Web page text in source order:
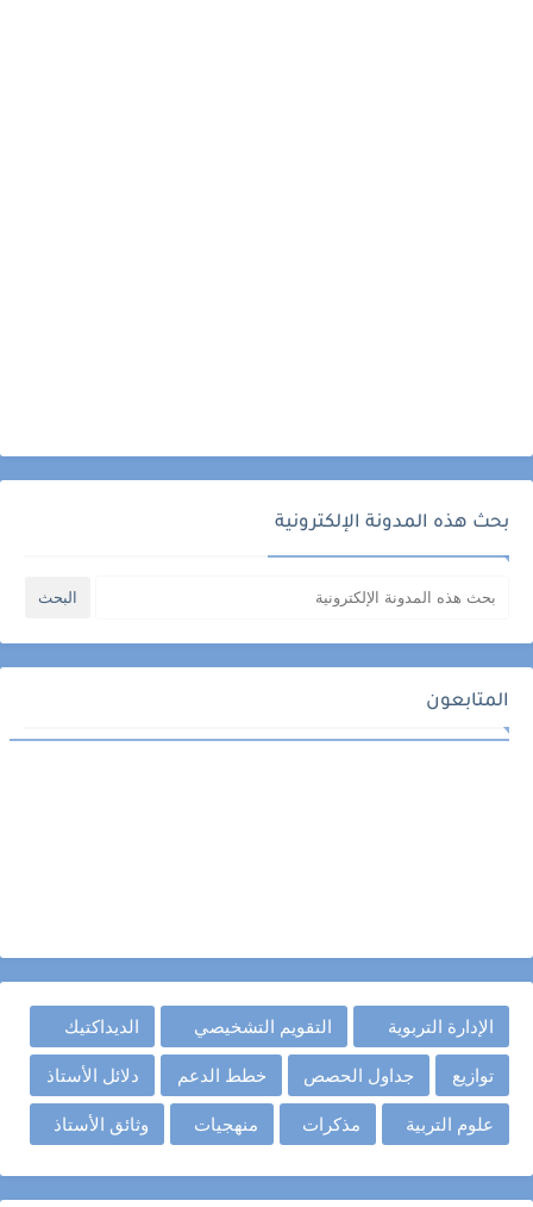
بحث هذه المدونة الإلكترونية
المتابعون
الإدارة التربوية التقويم التشخيصي الديداكتيك
توازيع جداول الحصص خطط الدعم دلائل الأستاذ
علوم التربية مذكرات منهجيات وثائق الأستاذ